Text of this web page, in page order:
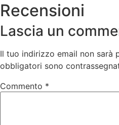
Recensioni
Lascia un
Il tuo indirizzo email non sarà
obbligatori sono
Commento *